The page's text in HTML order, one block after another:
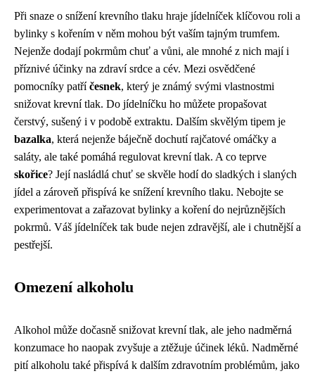
Při snaze o snížení krevního tlaku hraje jídelníček klíčovou roli a
bylinky s kořením v něm mohou být vaším tajným trumfem.
Nejenže dodají pokrmům chuť a vůni, ale mnohé z nich mají i
příznivé účinky na zdraví srdce a cév. Mezi osvědčené
pomocníky patříčesnek, který je známý svými vlastnostmi
snižovat krevní tlak. Do jídelníčku ho můžete propašovat
čerstvý, sušený i v podobě extraktu. Dalším skvělým tipem je
bazalka, která nejenže báječně dochutí rajčatové omáčky a
saláty, ale také pomáhá regulovat krevní tlak. A co teprve
skořice? Její nasládlá chuť se skvěle hodí do sladkých i slaných
jídel a zároveň přispívá ke snížení krevního tlaku. Nebojte se
experimentovat a zařazovat bylinky a koření do nejrůznějších
pokrmů. Váš jídelníček tak bude nejen zdravější, ale i chutnější a
pestřejší.
Omezení alkoholu
Alkohol může dočasně snižovat krevní tlak, ale jeho nadměrná
konzumace ho naopak zvyšuje a ztěžuje účinek léků. Nadměrné
pití alkoholu také přispívá k dalším zdravotním problémům, jako